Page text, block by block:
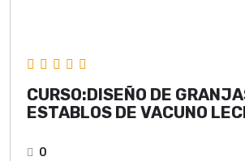
CURSO:DISEÑO DE
ESTABLOS DE VACUNO
0